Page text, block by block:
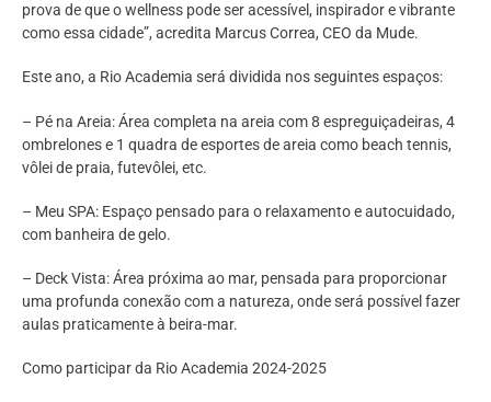
prova de que o wellness pode ser acessível, inspirador e vibrante
como essa cidade”, acredita Marcus Correa, CEO da Mude.
Este ano, a Rio Academia será dividida nos seguintes espaços:
– Pé na Areia: Área completa na areia com 8 espreguiçadeiras, 4
ombrelones e 1 quadra de esportes de areia como beach tennis,
vôlei de praia, futevôlei, etc.
– Meu SPA: Espaço pensado para o relaxamento e autocuidado,
com banheira de gelo.
– Deck Vista: Área próxima ao mar, pensada para proporcionar
uma profunda conexão com a natureza, onde será possível fazer
aulas praticamente à beira-mar.
Como participar da Rio Academia 2024-2025